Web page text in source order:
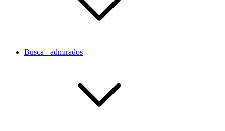
Busca +admirados